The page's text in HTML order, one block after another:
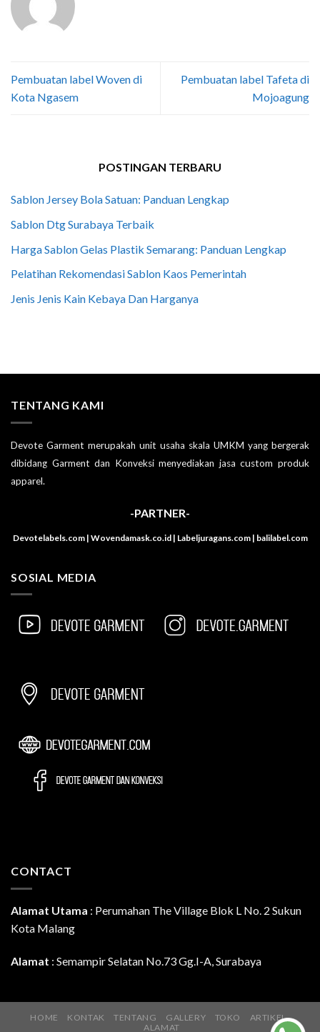
Pembuatan label Woven di
Kota Ngasem
Pembuatan label Tafeta di
Mojoagung
POSTINGAN TERBARU
Sablon Jersey Bola Satuan: Panduan Lengkap
Sablon Dtg Surabaya Terbaik
Harga Sablon Gelas Plastik Semarang: Panduan Lengkap
Pelatihan Rekomendasi Sablon Kaos Pemerintah
Jenis Jenis Kain Kebaya Dan Harganya
TENTANG KAMI
Devote Garment merupakah unit usaha skala UMKM yang bergerak
dibidang Garment dan Konveksi menyediakan jasa custom produk
apparel.
-PARTNER-
Devotelabels.com | Wovendamask.co.id | Labeljuragans.com | balilabel.com
SOSIAL MEDIA
CONTACT
Alamat Utama : Perumahan The Village Blok L No. 2 Sukun
Kota Malang
Alamat : Semampir Selatan No.73 Gg.I-A, Surabaya
HOME KONTAK TENTANG GALLERY TOKO
ARTIKEL
ALAMAT